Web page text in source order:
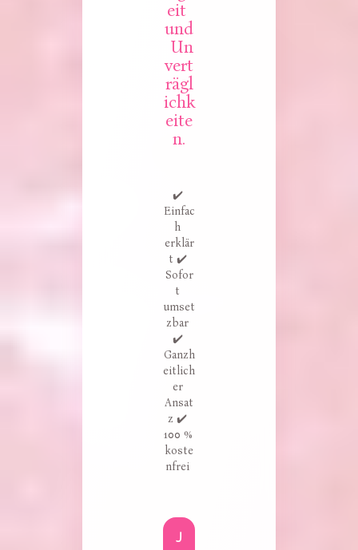
eit
und
Un
vert
rägl
ichk
eite
n.
✔️
Einfac
h
erklär
t ✔️
Sofor
t
umset
zbar
✔️
Ganzh
eitlich
er
Ansat
z ✔️
100 %
koste
nfrei
J